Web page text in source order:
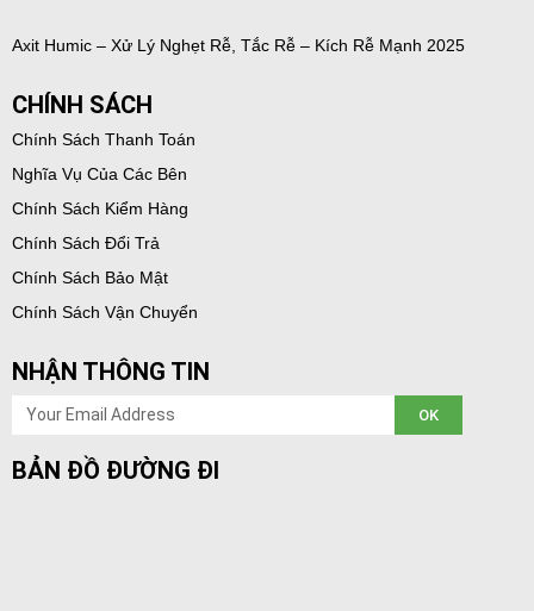
Axit Humic – Xử Lý Nghẹt Rễ, Tắc Rễ – Kích Rễ Mạnh 2025
CHÍNH SÁCH
Chính Sách Thanh Toán
Nghĩa Vụ Của Các Bên
Chính Sách Kiểm Hàng
Chính Sách Đổi Trả
Chính Sách Bảo Mật
Chính Sách Vận Chuyển
NHẬN THÔNG TIN
Email OK
BẢN ĐỒ ĐƯỜNG ĐI